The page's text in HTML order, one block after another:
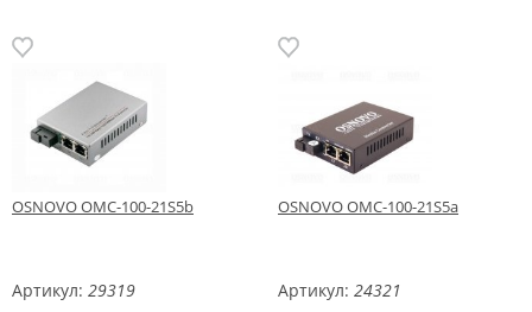
OSNOVO OMC-100-21S5b
Артикул: 29319
OSNOVO OMC-100-21S5a
Артикул: 24321